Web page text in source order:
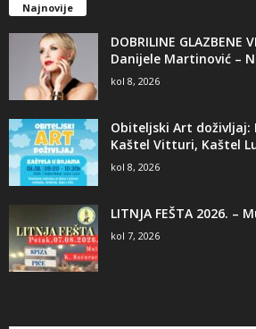
Najnovije
DOBRILINE GLAZBENE
Danijele Martinović –
kol 8, 2026
Obiteljski Art doživljaj:
Kaštel Vitturi, Kaštel
kol 8, 2026
LITNJA FEŠTA 2026. –
kol 7, 2026